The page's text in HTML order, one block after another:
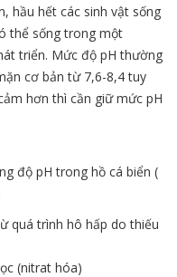
hầu hết các sinh vật sống
thể sống trong một
triển. Mức độ pH thường
cơ bản từ 7,6-8,4 tuy
hơn thì cần giữ mức pH
độ pH trong hồ cá biển (
quá trình hô hấp do thiếu
(nitrat hóa)